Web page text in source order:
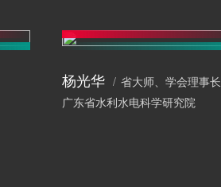
杨光华
省大师、学会理事长
广东省水利水电科学研究院